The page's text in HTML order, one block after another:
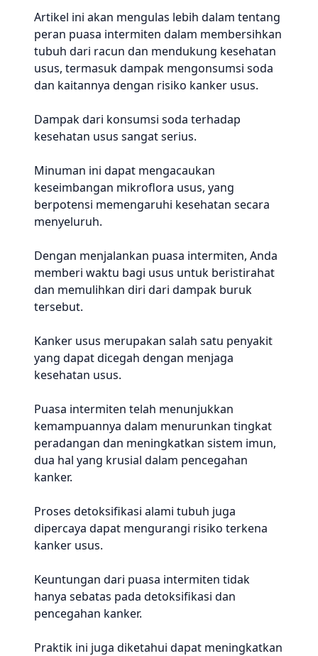
Artikel ini akan mengulas lebih dalam tentang
peran puasa intermiten dalam membersihkan
tubuh dari racun dan mendukung kesehatan
usus, termasuk dampak mengonsumsi soda
dan kaitannya dengan risiko kanker usus.
Dampak dari konsumsi soda terhadap
kesehatan usus sangat serius.
Minuman ini dapat mengacaukan
keseimbangan mikroflora usus, yang
berpotensi memengaruhi kesehatan secara
menyeluruh.
Dengan menjalankan puasa intermiten, Anda
memberi waktu bagi usus untuk beristirahat
dan memulihkan diri dari dampak buruk
tersebut.
Kanker usus merupakan salah satu penyakit
yang dapat dicegah dengan menjaga
kesehatan usus.
Puasa intermiten telah menunjukkan
kemampuannya dalam menurunkan tingkat
peradangan dan meningkatkan sistem imun,
dua hal yang krusial dalam pencegahan
kanker.
Proses detoksifikasi alami tubuh juga
dipercaya dapat mengurangi risiko terkena
kanker usus.
Keuntungan dari puasa intermiten tidak
hanya sebatas pada detoksifikasi dan
pencegahan kanker.
Praktik ini juga diketahui dapat meningkatkan